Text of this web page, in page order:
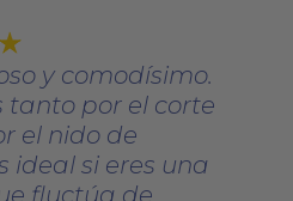
y comodísimo.
tanto por el corte
el nido de
ideal si eres una
fluctúa de